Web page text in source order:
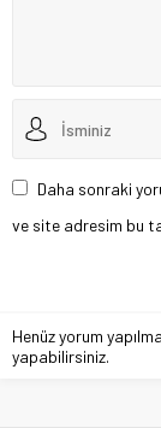
Daha sonraki
ve site adresim bu
Henüz yorum
yapabilirsiniz.